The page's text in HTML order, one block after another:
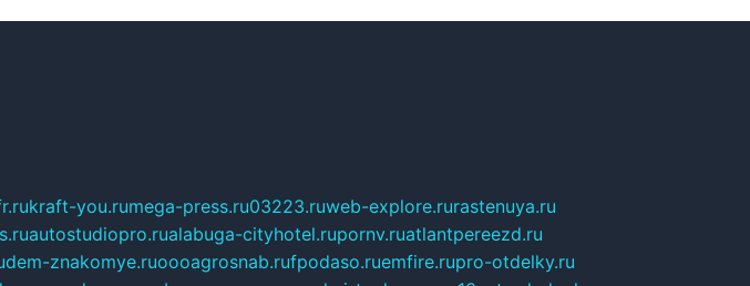
kraft-you.rumega-press.ru03223.ruweb-explore.rurastenuya.ru
autostudiopro.rualabuga-cityhotel.rupornv.ruatlantpereezd.ru
znakomye.ruoooagrosnab.rufpodaso.ruemfire.rupro-otdelky.ru